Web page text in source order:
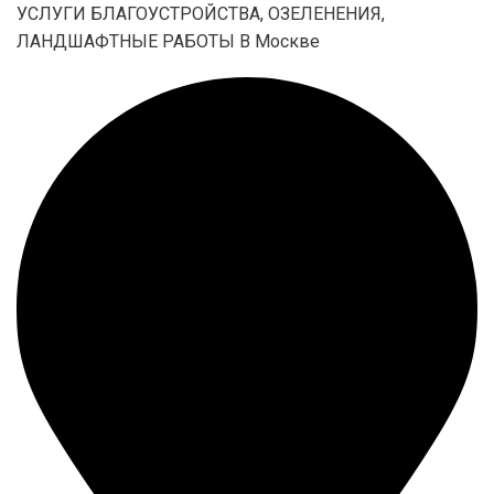
УСЛУГИ БЛАГОУСТРОЙСТВА, ОЗЕЛЕНЕНИЯ,
ЛАНДШАФТНЫЕ РАБОТЫ В Москве